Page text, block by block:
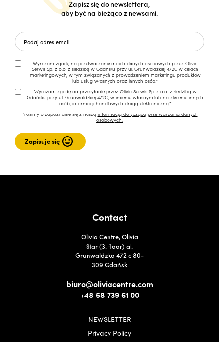
Zapisz się do newslettera,
aby być na bieżąco z newsami.
Wyrażam zgodę na przetwarzanie moich danych osobowych przez Olivia
Serwis Sp. z o.o. z siedzibą w Gdańsku przy ul. Grunwaldzkiej 472C w celach
marketingowych, w tym związanych z prowadzeniem marketingu produktów
lub usług własnych oraz innych osób.*
Wyrażam zgodę na przesyłanie przez Olivia Serwis Sp. z o.o. z siedzibą w
Gdańsku przy ul. Grunwaldzkiej 472C, w imieniu własnym lub na zlecenie innych
osób, informacji handlowych drogą elektroniczną.*
Prosimy o zapoznanie się z naszą informacją dotyczącą przetwarzania danych
osobowych.
Contact
Olivia Centre, Olivia
Star (3. floor) al.
Grunwaldzka 472 c 80-
309 Gdańsk
biuro@oliviacentre.com
+48 58 739 61 00
NEWSLETTER
Privacy Policy